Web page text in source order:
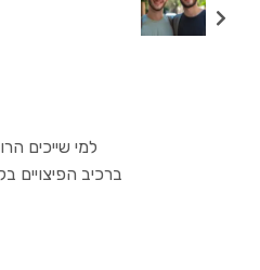
למי שייכים
ברכיב הפיצויים